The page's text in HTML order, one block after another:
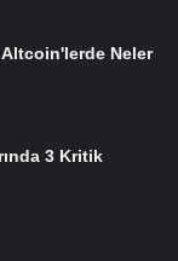
Altcoin'lerde Neler
3 Kritik